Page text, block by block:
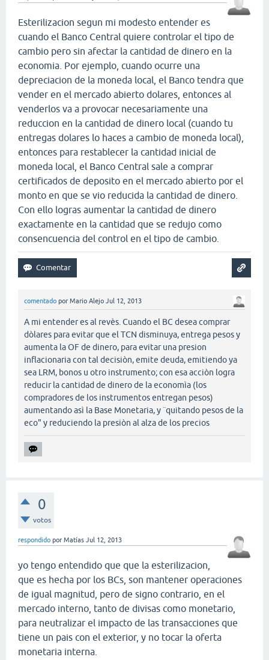
Esterilizacion segun mi modesto entender es
cuando el Banco Central quiere controlar el tipo de
cambio pero sin afectar la cantidad de dinero en la
economia. Por ejemplo, cuando ocurre una
depreciacion de la moneda local, el Banco tendra que
vender en el mercado abierto dolares, entonces al
venderlos va a provocar necesariamente una
reduccion en la cantidad de dinero local (cuando tu
entregas dolares lo haces a cambio de moneda local),
entonces para restablecer la cantidad inicial de
moneda local, el Banco Central sale a comprar
certificados de deposito en el mercado abierto por el
monto en que se vio reducida la cantidad de dinero.
Con ello logras aumentar la cantidad de dinero
exactamente en la cantidad que se redujo como
consencuencia del control en el tipo de cambio.
comentado por Mario Alejo Jul 12, 2013
A mi entender es al revès. Cuando el BC desea comprar
dòlares para evitar que el TCN disminuya, entrega pesos y
aumenta la OF de dinero, para evitar una presion
inflacionaria con tal decisiòn, emite deuda, emitiendo ya
sea LRM, bonos u otro instrumento; con esa acciòn logra
reducir la cantidad de dinero de la economìa (los
compradores de los instrumentos entregan pesos)
aumentando asì la Base Monetaria, y ¨quitando pesos de la
eco" y reduciendo la presiòn al alza de los precios
0
votos
respondido por Matías Jul 12, 2013
yo tengo entendido que que la esterilizacion,
que es hecha por los BCs, son mantener operaciones
de igual magnitud, pero de signo contrario, en el
mercado interno, tanto de divisas como monetario,
para neutralizar el impacto de las transacciones que
tiene un pais con el exterior, y no tocar la oferta
monetaria interna.